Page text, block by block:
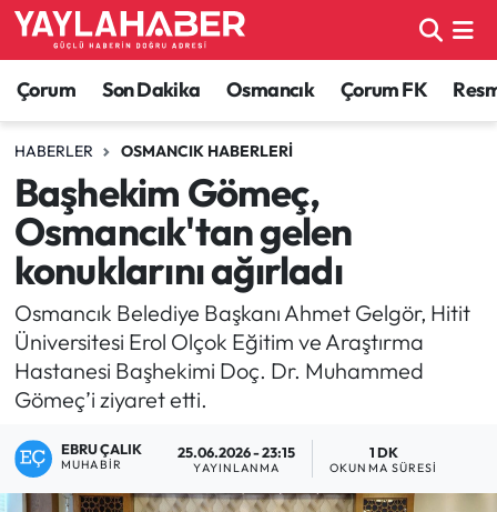
Çorum Son Dakika Osmancık Çorum FK
HABERLER OSMANCIK HABERLERI
Başhekim Gömeç,
Osmancık'tan gelen
konuklarını ağırladı
Osmancık Belediye Başkanı Ahmet Gelgör, Hitit
Üniversitesi Erol Olçok Eğitim ve Araştırma
Hastanesi Başhekimi Doç. Dr. Muhammed
Gömeç’i ziyaret etti.
EBRU ÇALIK
MUHABIR
25.06.2026 - 23:15
YAYINLANMA
1 DK
OKUNMA SÜRESI
Alaca Haberleri
Bayat Haberleri
Bilgi - Keşfet Haberleri
Bilim ve Teknoloji
Boğazkale Haberleri
Çorum Haberleri
Çorum Nöbetçi Eczaneler
Çorum Hava Durumu
Çorum Namaz Vakitleri
Çorum Trafik Yoğunluk Haritası
TFF 1.Lig Puan Durumu ve Fikstür
Tüm Manşetler